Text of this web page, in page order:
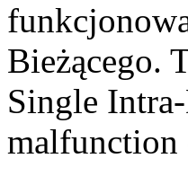
Bieżącego.
Single
malfunction